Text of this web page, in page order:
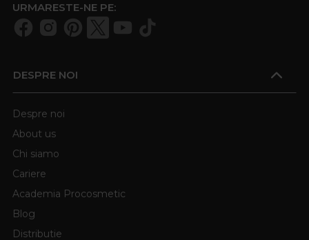
URMARESTE-NE PE:
DESPRE NOI
Despre noi
About us
Chi siamo
Cariere
Academia Procosmetic
Blog
Distributie